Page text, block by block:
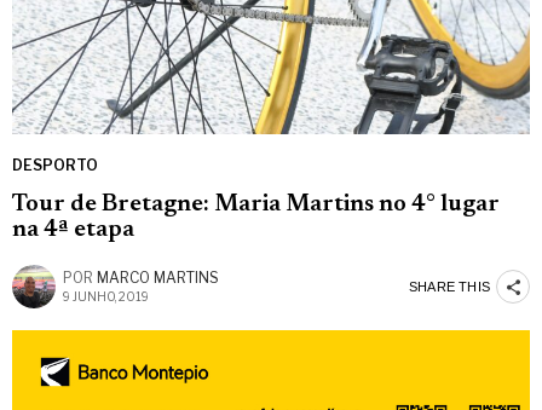
DESPORTO
Tour de Bretagne: Maria Martins no 4° lugar
na 4ª etapa
POR MARCO MARTINS
9 JUNHO, 2019
SHARE THIS